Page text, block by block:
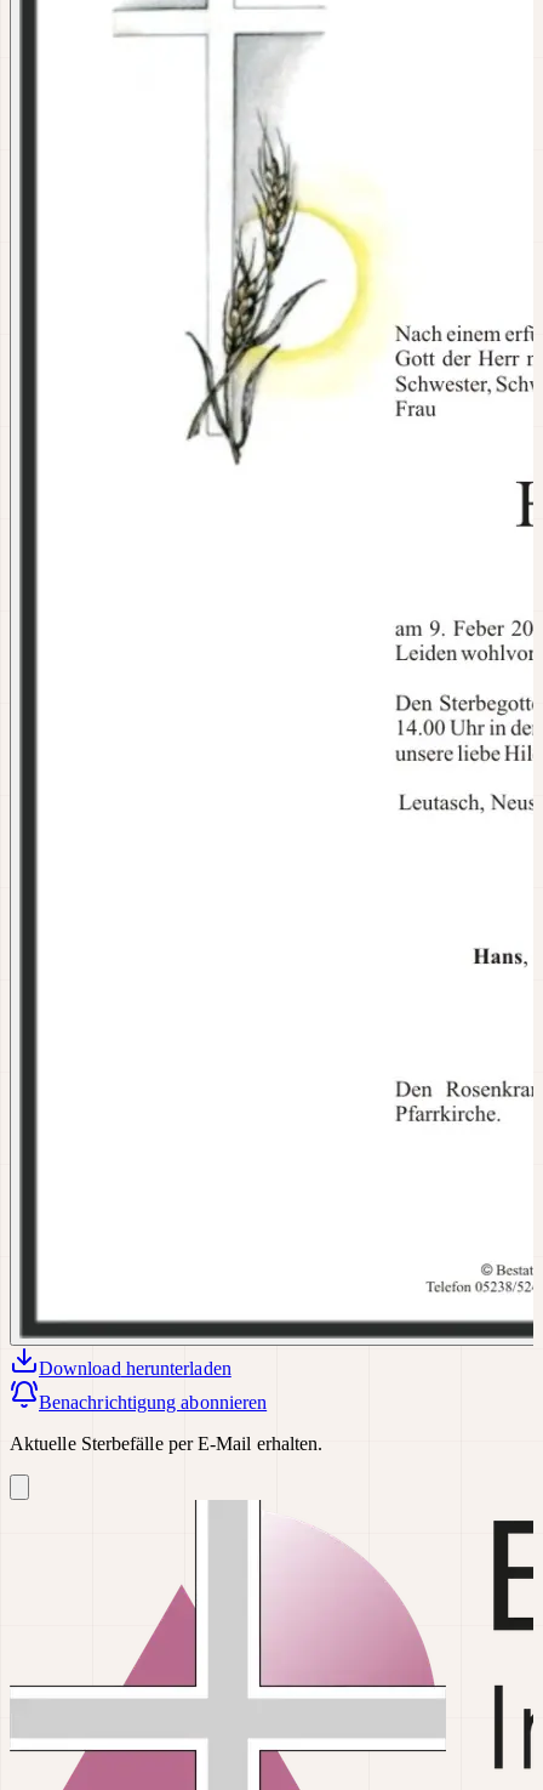
Download herunterladen
Benachrichtigung abonnieren
Aktuelle Sterbefälle per E-Mail erhalten.